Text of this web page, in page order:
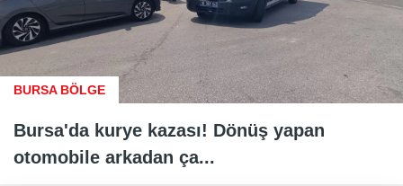
BURSA BÖLGE
Bursa'da kurye kazası! Dönüş yapan
otomobile arkadan ça...